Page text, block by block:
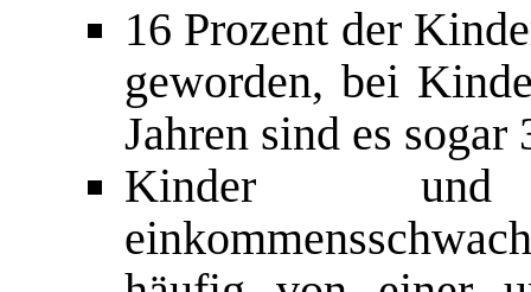
16 Prozent der
geworden, bei
Jahren sind es sogar
Kinder